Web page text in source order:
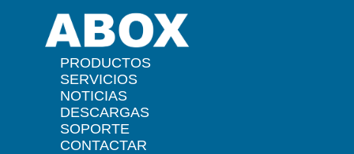
PRODUCTOS
SERVICIOS
NOTICIAS
DESCARGAS
SOPORTE
CONTACTAR